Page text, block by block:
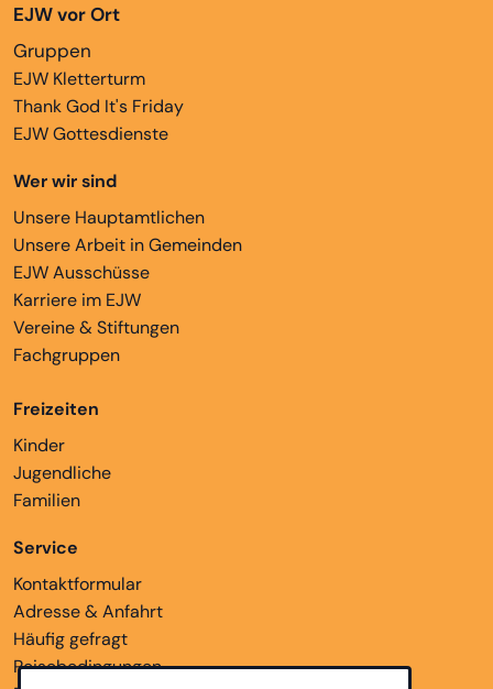
EJW vor Ort
Gruppen
EJW Kletterturm
Thank God It's Friday
EJW Gottesdienste
Wer wir sind
Unsere Hauptamtlichen
Unsere Arbeit in Gemeinden
EJW Ausschüsse
Karriere im EJW
Vereine & Stiftungen
Fachgruppen
Freizeiten
Kinder
Jugendliche
Familien
Service
Kontaktformular
Adresse & Anfahrt
Häufig gefragt
Reisebedingungen